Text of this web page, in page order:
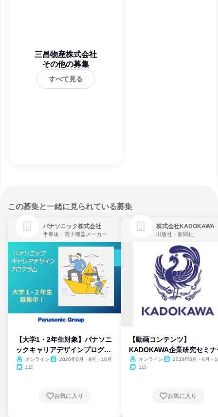
三昌物産株式会社
その他の募集
すべて見る
この募集と一緒に見られている募集
パナソニック株式会社
半導体・電子機器メーカー
【大学1・2年生対象】パナソニ
ックキャリアデザインプログラ
ム
オンライン
2026年8月・9月・10月
1日
お気に入り
株式会社KADOKAWA
出版社・新聞社
【動画コンテンツ】
KADOKAWA企業研究セミナ
オンライン
2026年8月・9月・
1日
お気に入り